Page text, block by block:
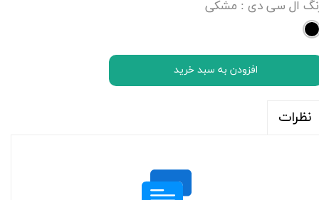
ال سی دی : مشکی
افزودن به سبد خرید
نظرات